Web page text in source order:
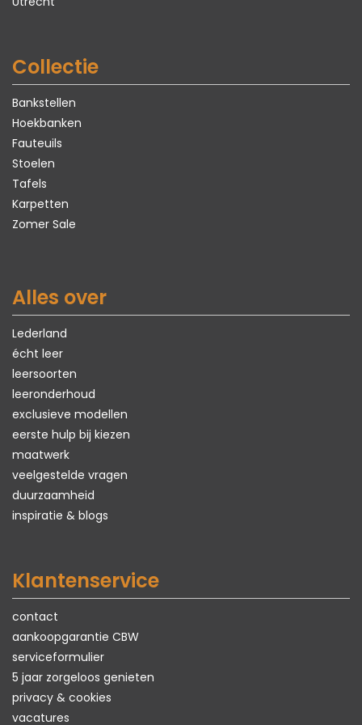
Collectie
Bankstellen
Hoekbanken
Fauteuils
Stoelen
Tafels
Karpetten
Zomer Sale
Alles over
Lederland
écht leer
leersoorten
leeronderhoud
exclusieve modellen
eerste hulp bij kiezen
maatwerk
veelgestelde vragen
duurzaamheid
inspiratie & blogs
Klantenservice
contact
aankoopgarantie CBW
serviceformulier
5 jaar zorgeloos genieten
privacy & cookies
vacatures